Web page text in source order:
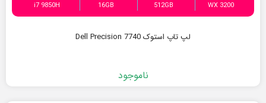
WX 3200
512GB
16GB
i7 9850H
لپ تاپ استوک Dell Precision 7740
ناموجود